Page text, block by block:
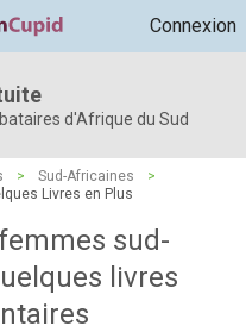
Connexion
d'Afrique du Sud
> Sud-Africaines
>
Livres en Plus
sud-
livres